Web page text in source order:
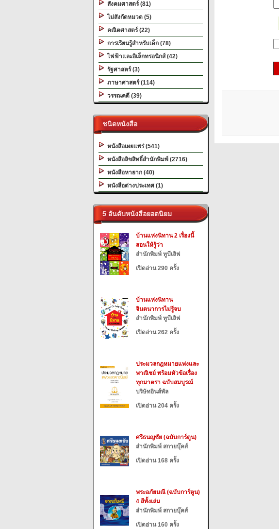
สังคมศาสตร์ (81)
ไม่สังกัดหมวด (5)
คณิตศาสตร์ (22)
การเรียนรู้สำหรับเด็ก (78)
ไฟฟ้าและอิเล็กทรอนิกส์ (42)
รัฐศาสตร์ (3)
ภาษาศาสตร์ (114)
วรรณคดี (39)
ชนิดหนังสือ
หนังสือเผยแพร่ (541)
หนังสือลิขสิทธิ์สำนักพิมพ์ (2716)
หนังสือหายาก (40)
หนังสือต่างประเทศ (1)
5 อันดับหนังสือยอดนิยม
บ้านแห่งนิทาน 2 เรื่องนี้
สอนให้รู้ว่า
สำนักพิมพ์ ทูบีเลิฟ
เปิดอ่าน 290 ครั้ง
บ้านแห่งนิทาน
จินตนาการไม่รู้จบ
สำนักพิมพ์ ทูบีเลิฟ
เปิดอ่าน 262 ครั้ง
ประมวลกฎหมายแพ่งและ
พาณิชย์ พร้อมหัวข้อเรื่อง
ทุกมาตรา ฉบับสมบูรณ์
บริษัทอินส์พัล
เปิดอ่าน 204 ครั้ง
ศรีธนญชัย (ฉบับการ์ตูน)
สำนักพิมพ์ สกายบุ๊คส์
เปิดอ่าน 168 ครั้ง
พระอภัยมณี (ฉบับการ์ตูน)
4 สีทั้งเล่ม
สำนักพิมพ์ สกายบุ๊คส์
เปิดอ่าน 160 ครั้ง